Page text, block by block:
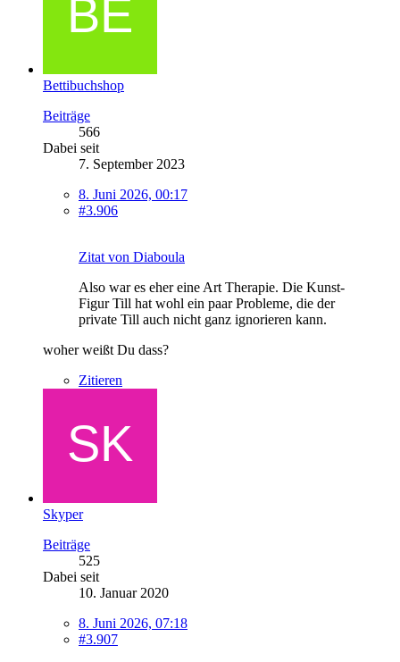
Bettibuchshop
Beiträge
566
Dabei seit
7. September 2023
8. Juni 2026, 00:17
#3.906
Zitat von Diaboula
Also war es eher eine Art Therapie. Die Kunst-
Figur Till hat wohl ein paar Probleme, die der
private Till auch nicht ganz ignorieren kann.
woher weißt Du dass?
Zitieren
Skyper
Beiträge
525
Dabei seit
10. Januar 2020
8. Juni 2026, 07:18
#3.907